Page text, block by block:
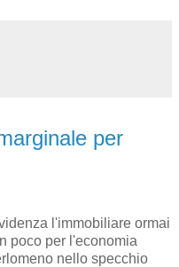
per
l'immobiliare ormai
poco per l'economia
nello specchio